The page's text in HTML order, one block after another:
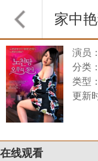
家中
演员：
分类
类型
更新
在线观看